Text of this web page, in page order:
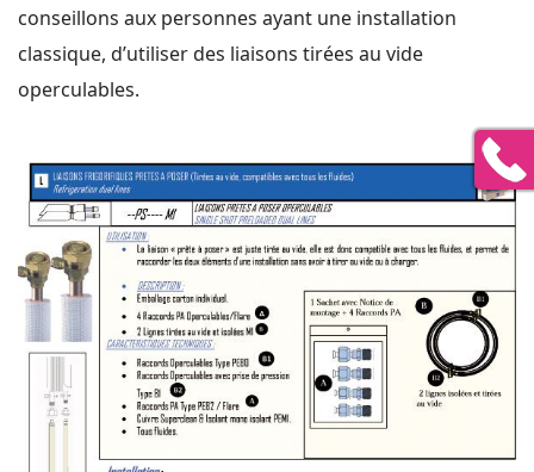
conseillons aux personnes ayant une installation
classique, d’utiliser des liaisons tirées au vide
operculables.